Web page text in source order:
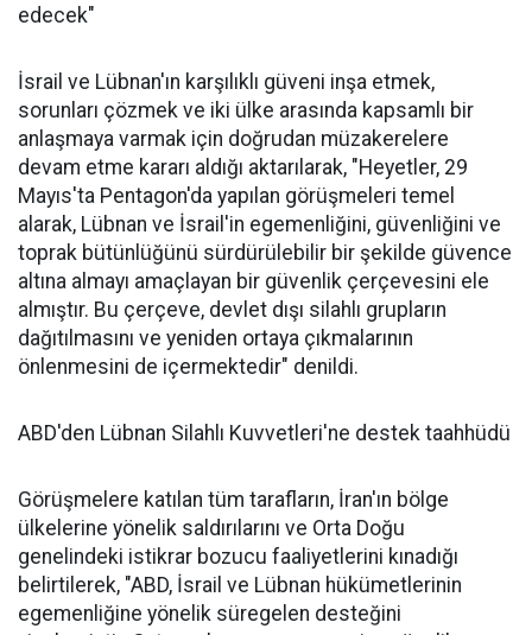
edecek"
İsrail ve Lübnan'ın karşılıklı güveni inşa etmek,
sorunları çözmek ve iki ülke arasında kapsamlı bir
anlaşmaya varmak için doğrudan müzakerelere
devam etme kararı aldığı aktarılarak, "Heyetler, 29
Mayıs'ta Pentagon'da yapılan görüşmeleri temel
alarak, Lübnan ve İsrail'in egemenliğini, güvenliğini ve
toprak bütünlüğünü sürdürülebilir bir şekilde güvence
altına almayı amaçlayan bir güvenlik çerçevesini ele
almıştır. Bu çerçeve, devlet dışı silahlı grupların
dağıtılmasını ve yeniden ortaya çıkmalarının
önlenmesini de içermektedir" denildi.
ABD'den Lübnan Silahlı Kuvvetleri'ne destek taahhüdü
Görüşmelere katılan tüm tarafların, İran'ın bölge
ülkelerine yönelik saldırılarını ve Orta Doğu
genelindeki istikrar bozucu faaliyetlerini kınadığı
belirtilerek, "ABD, İsrail ve Lübnan hükümetlerinin
egemenliğine yönelik süregelen desteğini